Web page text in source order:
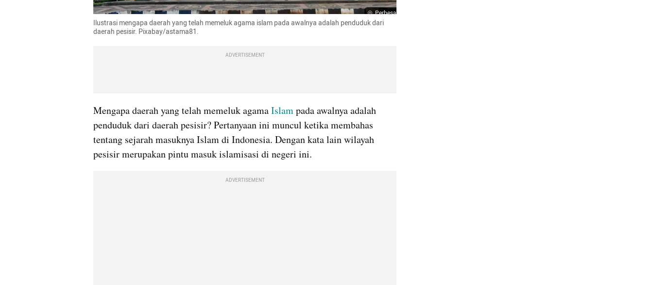
Perbesar
Ilustrasi mengapa daerah yang telah memeluk agama islam pada awalnya adalah penduduk dari
daerah pesisir. Pixabay/astama81.
ADVERTISEMENT
Mengapa daerah yang telah memeluk agama Islam pada awalnya adalah
penduduk dari daerah pesisir? Pertanyaan ini muncul ketika membahas
tentang sejarah masuknya Islam di Indonesia. Dengan kata lain wilayah
pesisir merupakan pintu masuk islamisasi di negeri ini.
ADVERTISEMENT